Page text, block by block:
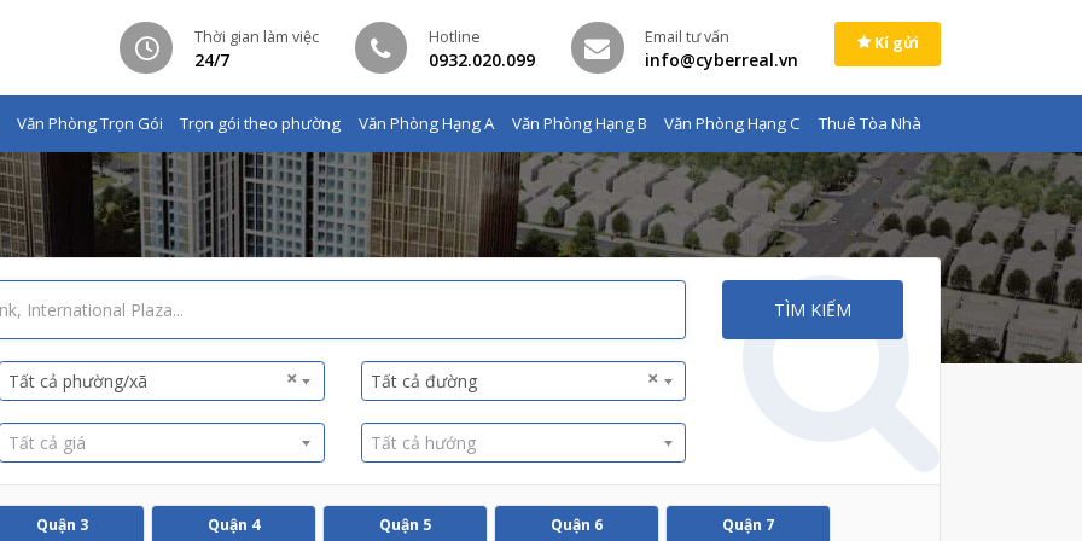
Thời gian làm việc
24/7
Hotline
0932.020.099
Email tư vấn
info@cyberreal.vn
Kí gửi
Văn Phòng Trọn Gói Trọn gói theo phường Văn Phòng Hạng A Văn Phòng Hạng B Văn Phòng Hạng C Thuê Tòa Nhà
×
Tất cả phường/xã ×
Tất cả đường
Tất cả giá Tất cả hướng
TÌM KIẾM
Quận 3 Quận 4 Quận 5 Quận 6 Quận 7